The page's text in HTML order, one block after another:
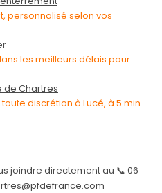
personnalisé selon vos
les meilleurs délais pour
de Chartres
discrétion à Lucé, à 5 min
joindre directement au 📞 06